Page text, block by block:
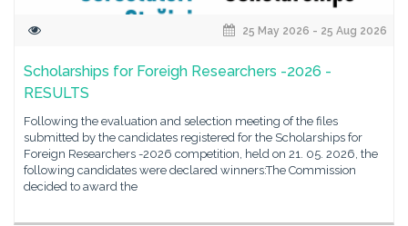
25 May 2026 - 25 Aug 2026
Scholarships for Foreigh Researchers -2026 -
RESULTS
Following the evaluation and selection meeting of the files
submitted by the candidates registered for the Scholarships for
Foreign Researchers -2026 competition, held on 21. 05. 2026, the
following candidates were declared winners:The Commission
decided to award the